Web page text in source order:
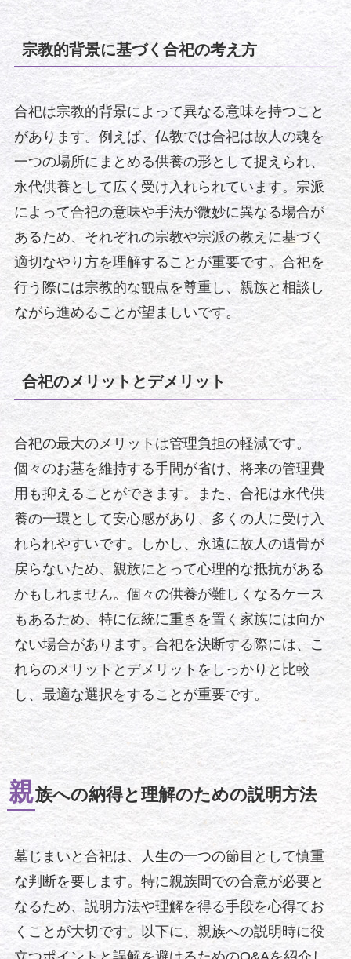
宗教的背景に基づく合祀の考え方
合祀は宗教的背景によって異なる意味を持つこと
があります。例えば、仏教では合祀は故人の魂を
一つの場所にまとめる供養の形として捉えられ、
永代供養として広く受け入れられています。宗派
によって合祀の意味や手法が微妙に異なる場合が
あるため、それぞれの宗教や宗派の教えに基づく
適切なやり方を理解することが重要です。合祀を
行う際には宗教的な観点を尊重し、親族と相談し
ながら進めることが望ましいです。
合祀のメリットとデメリット
合祀の最大のメリットは管理負担の軽減です。
個々のお墓を維持する手間が省け、将来の管理費
用も抑えることができます。また、合祀は永代供
養の一環として安心感があり、多くの人に受け入
れられやすいです。しかし、永遠に故人の遺骨が
戻らないため、親族にとって心理的な抵抗がある
かもしれません。個々の供養が難しくなるケース
もあるため、特に伝統に重きを置く家族には向か
ない場合があります。合祀を決断する際には、こ
れらのメリットとデメリットをしっかりと比較
し、最適な選択をすることが重要です。
親族への納得と理解のための説明方法
墓じまいと合祀は、人生の一つの節目として慎重
な判断を要します。特に親族間での合意が必要と
なるため、説明方法や理解を得る手段を心得てお
くことが大切です。以下に、親族への説明時に役